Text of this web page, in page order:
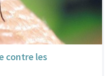
contre les